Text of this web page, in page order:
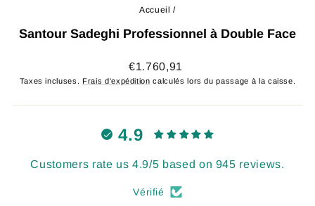
Accueil /
Santour Sadeghi Professionnel à Double Face
Prix
régulier
€1.760,91
Taxes incluses. Frais d'expédition calculés lors du passage à la caisse.
4.9
Customers rate us 4.9/5 based on 945 reviews.
Vérifié